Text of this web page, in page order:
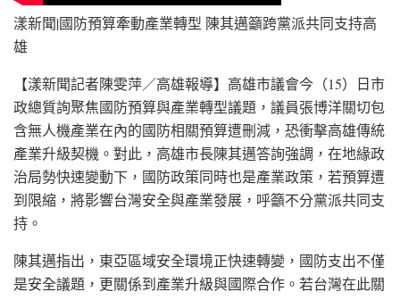
漾新聞|國防預算牽動產業轉型 陳其邁籲跨黨派共同支持高
雄
【漾新聞記者陳雯萍／高雄報導】高雄市議會今（15）日市
政總質詢聚焦國防預算與產業轉型議題，議員張博洋關切包
含無人機產業在內的國防相關預算遭刪減，恐衝擊高雄傳統
產業升級契機。對此，高雄市長陳其邁答詢強調，在地緣政
治局勢快速變動下，國防政策同時也是產業政策，若預算遭
到限縮，將影響台灣安全與產業發展，呼籲不分黨派共同支
持。
陳其邁指出，東亞區域安全環境正快速轉變，國防支出不僅
是安全議題，更關係到產業升級與國際合作。若台灣在此關